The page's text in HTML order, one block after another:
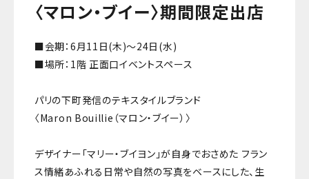
〈マロン・ブイー〉期間限定出店
■会期：6月11日(木)～24日(水)
■場所：1階 正面口イベントスペース
パリの下町発信のテキスタイルブランド
〈Maron Bouillie（マロン・ブイー）〉
デザイナー「マリー・ブイヨン」が自身でおさめた フラン
ス情緒あふれる日常や自然の写真をベースにした、生